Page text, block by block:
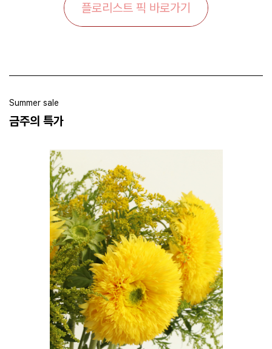
플로리스트 픽 바로가기
Summer sale
금주의 특가